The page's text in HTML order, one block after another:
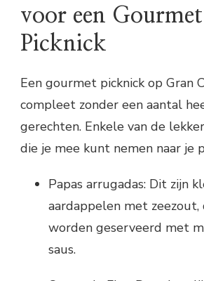
voor een Gourmet
Picknick
Een gourmet picknick op Gran
compleet zonder een aantal
gerechten. Enkele van de
die je mee kunt nemen naar je
Papas arrugadas: Dit zijn
aardappelen met zeezout,
worden geserveerd met
saus.